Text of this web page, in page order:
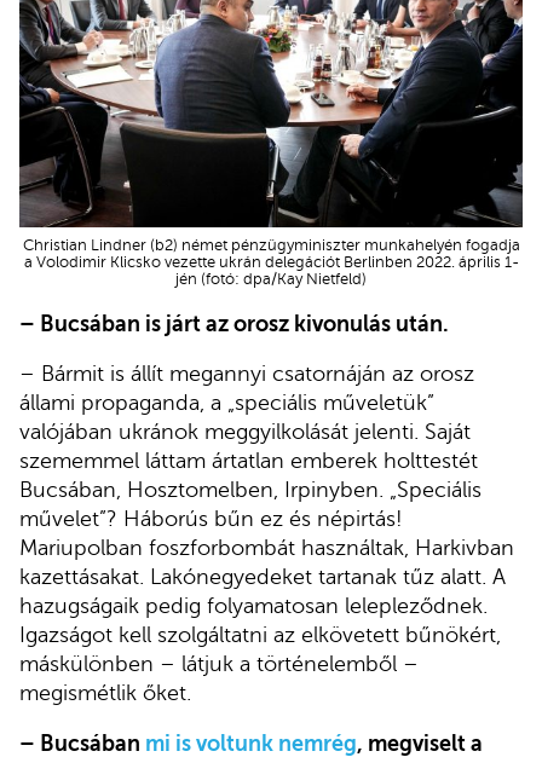
Christian Lindner (b2) német pénzügyminiszter munkahelyén fogadja
a Volodimir Klicsko vezette ukrán delegációt Berlinben 2022. április 1-
jén (fotó: dpa/Kay Nietfeld)
– Bucsában is járt az orosz kivonulás után.
– Bármit is állít megannyi csatornáján az orosz
állami propaganda, a „speciális műveletük”
valójában ukránok meggyilkolását jelenti. Saját
szememmel láttam ártatlan emberek holttestét
Bucsában, Hosztomelben, Irpinyben. „Speciális
művelet”? Háborús bűn ez és népirtás!
Mariupolban foszforbombát használtak, Harkivban
kazettásakat. Lakónegyedeket tartanak tűz alatt. A
hazugságaik pedig folyamatosan lelepleződnek.
Igazságot kell szolgáltatni az elkövetett bűnökért,
máskülönben – látjuk a történelemből –
megismétlik őket.
– Bucsában mi is voltunk nemrég, megviselt a